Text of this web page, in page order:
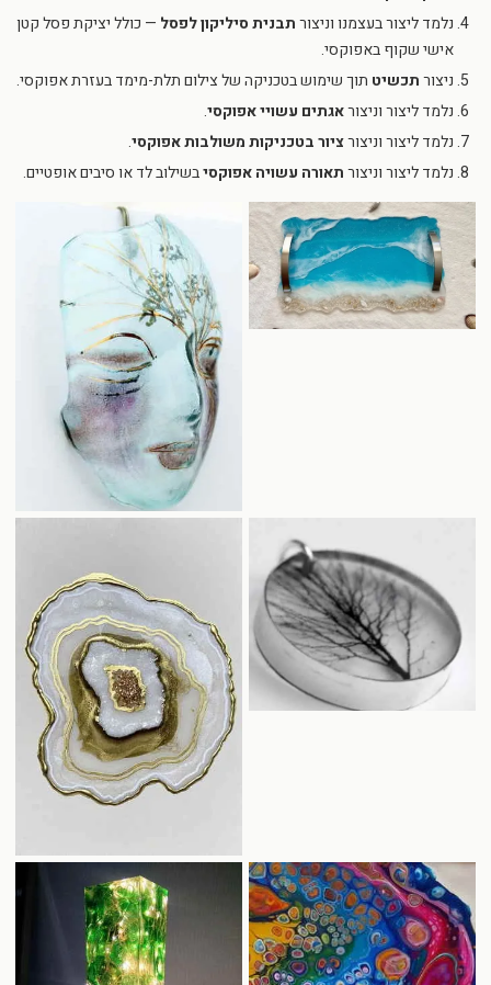
נלמד ליצור בעצמנו וניצורתבנית סיליקון לפסל — כולל יציקת פסל קטן
אישי שקוף באפוקסי.
ניצורתכשיט תוך שימוש בטכניקה של צילום תלת-מימד בעזרת אפוקסי.
נלמד ליצור וניצוראגתים עשויי אפוקסי.
נלמד ליצור וניצורציור בטכניקות משולבות אפוקסי.
נלמד ליצור וניצורתאורה עשויה אפוקסיבשילוב לד או סיבים אופטיים.